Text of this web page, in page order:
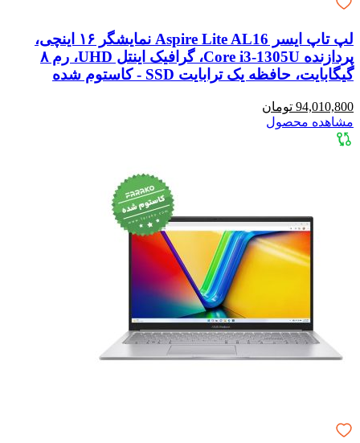
لپ تاپ ایسر Aspire Lite AL16 نمایشگر ۱۶ اینچی،
پردازنده Core i3-1305U، گرافیک اینتل UHD، رم ۸
گیگابایت، حافظه یک ترابایت SSD - کاستوم شده
94,010,800 تومان
مشاهده محصول